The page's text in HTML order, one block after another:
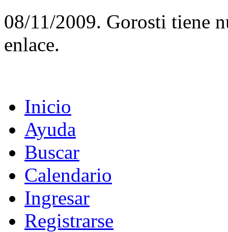
08/11/2009. Gorosti tiene
enlace.
Inicio
Ayuda
Buscar
Calendario
Ingresar
Registrarse